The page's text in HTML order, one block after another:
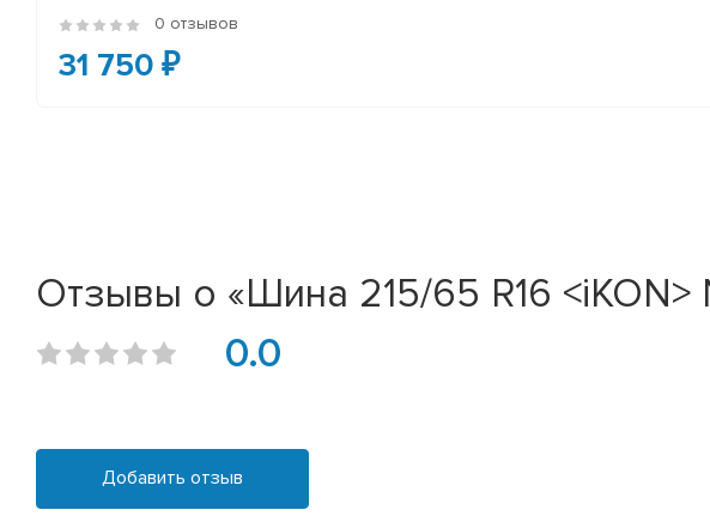
0 отзывов
31 750 ₽
Отзывы о «Шина 215/65 R16 <iKON>
0.0
Добавить отзыв